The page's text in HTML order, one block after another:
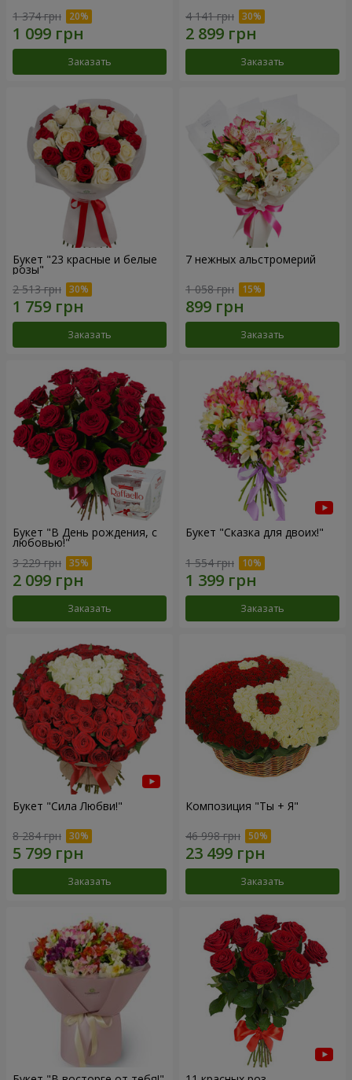
1 374 грн
Заказать
4 141 грн
Заказать
Букет "23 красные и белые
розы"
2 513 грн
Заказать
7 нежных альстромерий
1 058 грн
Заказать
Букет "В День рождения, с
любовью!"
3 229 грн
Заказать
Букет "Сказка для двоих!"
1 554 грн
Заказать
Букет "Сила Любви!"
8 284 грн
Заказать
Композиция "Ты + Я"
46 998 грн
Заказать